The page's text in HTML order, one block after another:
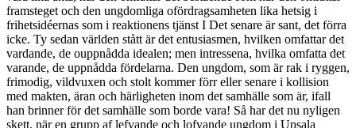
framsteget och den ungdomliga ofördragsamheten lika hetsig i
frihetsidéernas som i reaktionens tjänst I Det senare är sant, det förra
icke. Ty sedan världen stått är det entusiasmen, hvilken omfattar det
vardande, de ouppnådda idealen; men intressena, hvilka omfatta det
varande, de uppnådda fördelarna. Den ungdom, som är rak i ryggen,
frimodig, vildvuxen och stolt kommer förr eller senare i kollision
med makten, äran och härligheten inom det samhälle som är, ifall
han brinner för det samhälle som borde vara! Så har det nu nyligen
skett, när en grupp af lefvande och lofvande ungdom i Upsala